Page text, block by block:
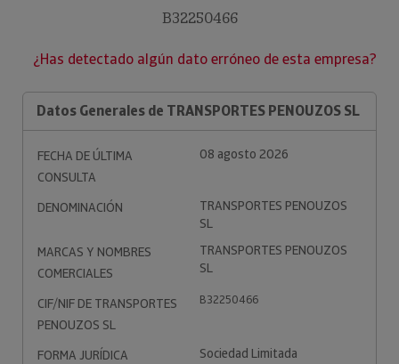
B32250466
¿Has detectado algún dato erróneo de esta empresa?
Datos Generales de TRANSPORTES PENOUZOS SL
FECHA DE ÚLTIMA
CONSULTA
08 agosto 2026
DENOMINACIÓN
TRANSPORTES PENOUZOS
SL
MARCAS Y NOMBRES
COMERCIALES
TRANSPORTES PENOUZOS
SL
CIF/NIF DE TRANSPORTES
PENOUZOS SL
B32250466
FORMA JURÍDICA
Sociedad Limitada